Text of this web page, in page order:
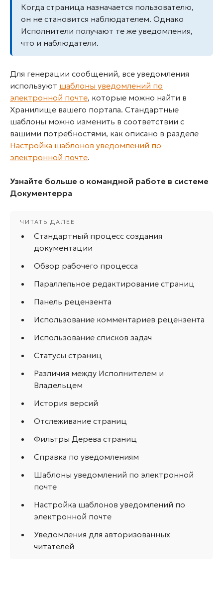
Когда страница назначается пользователю,
он не становится наблюдателем. Однако
Исполнители получают те же уведомления,
что и наблюдатели.
Для генерации сообщений, все уведомления
используют шаблоны уведомлений по
электронной почте, которые можно найти в
Хранилище вашего портала. Стандартные
шаблоны можно изменить в соответствии с
вашими потребностями, как описано в разделе
Настройка шаблонов уведомлений по
электронной почте.
Узнайте больше о командной работе в системе
Документерра
Стандартный процесс создания
документации
Обзор рабочего процесса
Параллельное редактирование страниц
Панель рецензента
Использование комментариев рецензента
Использование списков задач
Статусы страниц
Различия между Исполнителем и
Владельцем
История версий
Отслеживание страниц
Фильтры Дерева страниц
Справка по уведомлениям
Шаблоны уведомлений по электронной
почте
Настройка шаблонов уведомлений по
электронной почте
Уведомления для авторизованных
читателей